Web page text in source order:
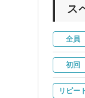
ス
全員
初回
リピー